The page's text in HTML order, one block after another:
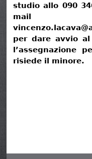
studio allo 090
per dare avvio
l’assegnazione
risiede il minore.